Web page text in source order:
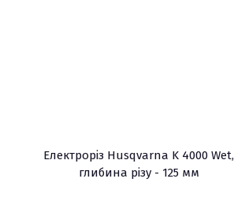
Електроріз Husqvarna K 4000 Wet,
глибина різу - 125 мм